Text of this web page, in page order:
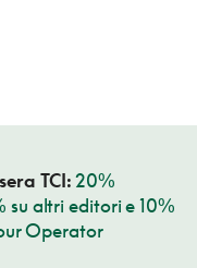
TCI:20%
su altri editori e 10%
Operator